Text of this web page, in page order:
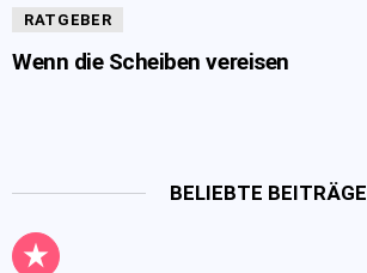
RATGEBER
Wenn die Scheiben vereisen
BELIEBTE BEITRÄGE